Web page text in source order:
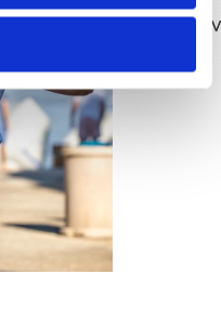
PROČITAJ